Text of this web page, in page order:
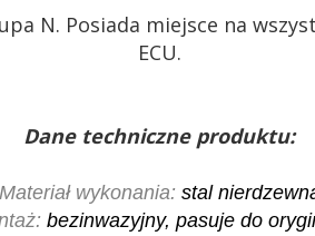
N. Posiada miejsce na
ECU.
Dane techniczne produktu:
Materiał wykonania: stal
bezinwazyjny, pasuje do